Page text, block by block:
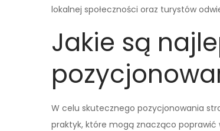
lokalnej społeczności oraz turystów
Jakie są
W celu skutecznego pozycjonowania
praktyk, które mogą znacząco poprawić